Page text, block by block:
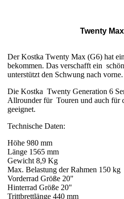
Twenty
Der Kostka Twenty Max (G6) hat
bekommen. Das verschafft ein
unterstützt den Schwung nach vorne.
Die Kostka Twenty Generation 6
Allrounder für Touren und auch für
geeignet.
Technische Daten:
Höhe 980 mm
Länge 1565 mm
Gewicht 8,9 Kg
Max. Belastung der Rahmen 150 kg
Vorderrad Größe 20"
Hinterrad Größe 20"
Trittbrettlänge 440 mm